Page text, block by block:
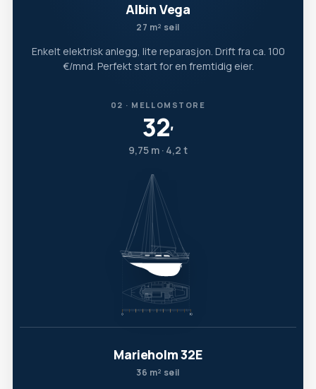
Albin Vega
27 m² seil
Enkelt elektrisk anlegg, lite reparasjon. Drift fra ca. 100
€/mnd. Perfekt start for en fremtidig eier.
02 · MELLOMSTORE
32′
9,75 m · 4,2 t
Marieholm 32E
36 m² seil